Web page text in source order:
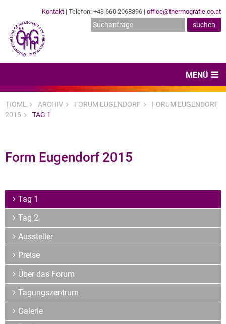
Kontakt | Telefon: +43 660 2068896 | office@thermografie.co.at
MENÜ
News & Veranstaltungen
Dienstleister
Expertenwissen & Normen
Archiv
Über uns
HOME ARCHIV FORUM EUGENDORF
FORUM EUGENDORF
2015
TAG 1
Form Eugendorf 2015
Tag 1
Tag 2
Aussteller
Preise
Über das Forum
Tagungszentrum
Galerie